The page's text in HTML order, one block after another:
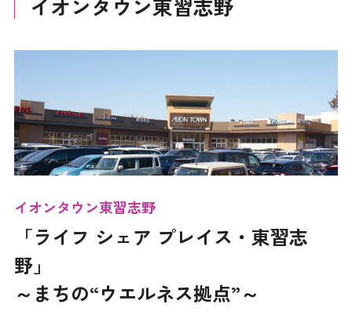
イオンタウン東習志野
イオンタウン東習志野
「ライフ シェア プレイス・東習志
野」
～まちの“ウエルネス拠点”～